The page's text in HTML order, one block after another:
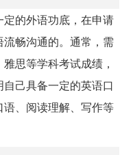
的外语功底，在申请
畅沟通的。通常，需
思等学科考试成绩，
己具备一定的英语口
、阅读理解、写作等